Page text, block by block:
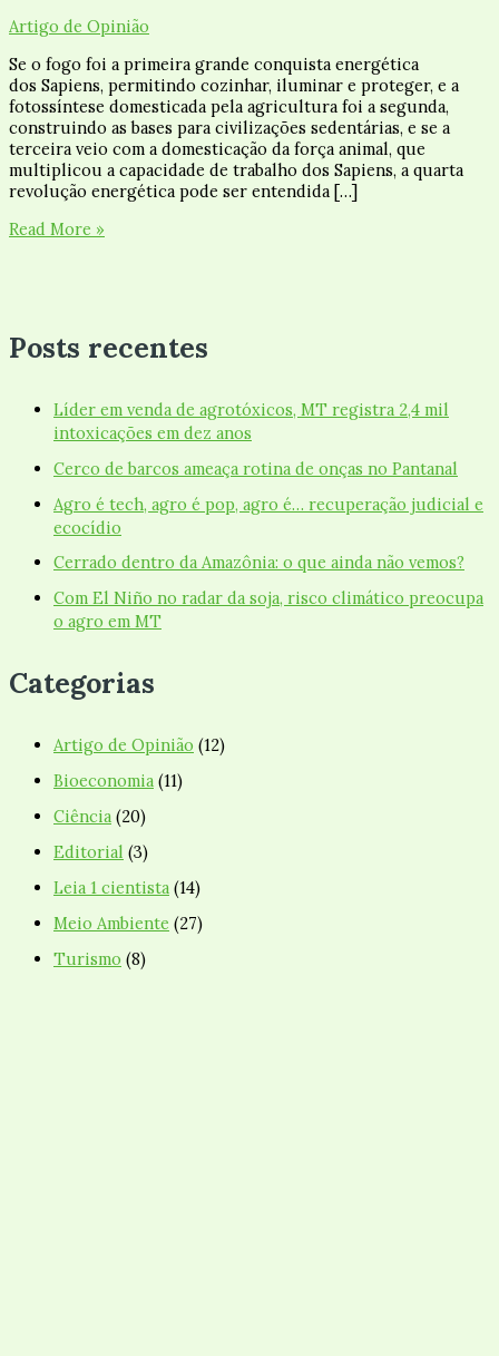
Artigo de Opinião
Se o fogo foi a primeira grande conquista energética
dos Sapiens, permitindo cozinhar, iluminar e proteger, e a
fotossíntese domesticada pela agricultura foi a segunda,
construindo as bases para civilizações sedentárias, e se a
terceira veio com a domesticação da força animal, que
multiplicou a capacidade de trabalho dos Sapiens, a quarta
revolução energética pode ser entendida […]
Read More »
Posts recentes
Líder em venda de agrotóxicos, MT registra 2,4 mil
intoxicações em dez anos
Cerco de barcos ameaça rotina de onças no Pantanal
Agro é tech, agro é pop, agro é… recuperação judicial e
ecocídio
Cerrado dentro da Amazônia: o que ainda não vemos?
Com El Niño no radar da soja, risco climático preocupa
o agro em MT
Categorias
Artigo de Opinião (12)
Bioeconomia (11)
Ciência (20)
Editorial (3)
Leia 1 cientista (14)
Meio Ambiente (27)
Turismo (8)